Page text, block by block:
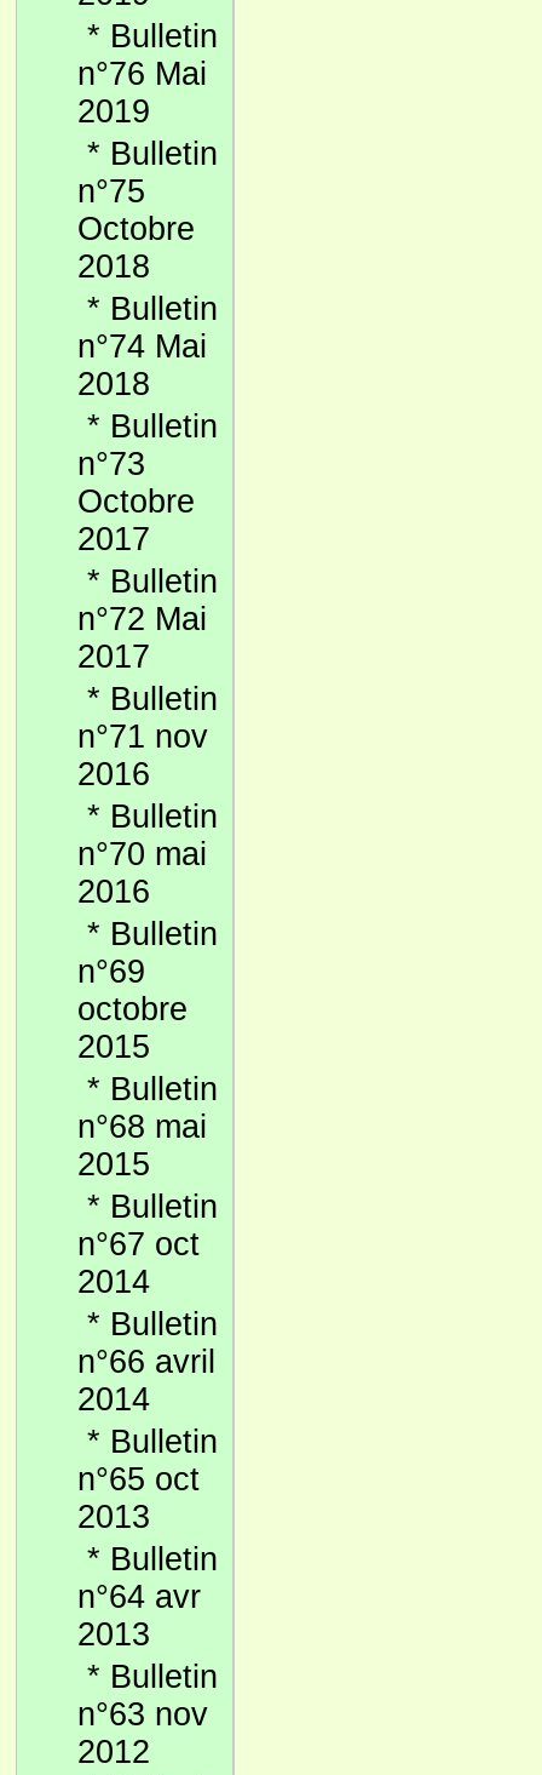
* Bulletin
n°76 Mai
2019
* Bulletin
n°75
Octobre
2018
* Bulletin
n°74 Mai
2018
* Bulletin
n°73
Octobre
2017
* Bulletin
n°72 Mai
2017
* Bulletin
n°71 nov
2016
* Bulletin
n°70 mai
2016
* Bulletin
n°69
octobre
2015
* Bulletin
n°68 mai
2015
* Bulletin
n°67 oct
2014
* Bulletin
n°66 avril
2014
* Bulletin
n°65 oct
2013
* Bulletin
n°64 avr
2013
* Bulletin
n°63 nov
2012